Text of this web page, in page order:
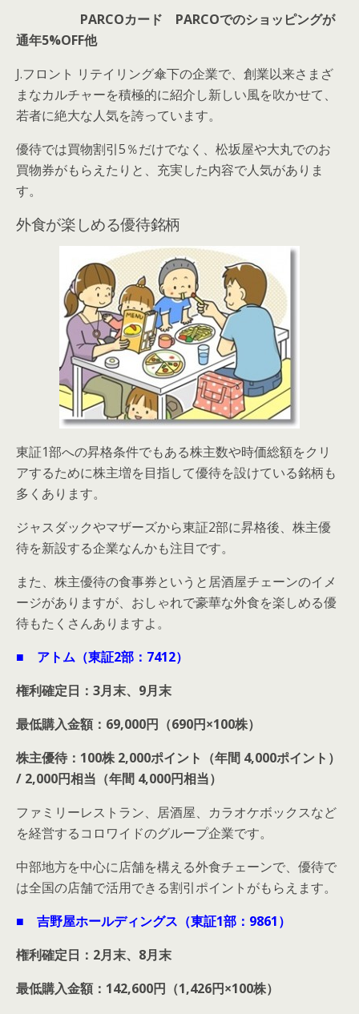
PARCOカード PARCOでのショッピングが
通年5%OFF他
J.フロント リテイリング傘下の企業で、創業以来さまざ
まなカルチャーを積極的に紹介し新しい風を吹かせて、
若者に絶大な人気を誇っています。
優待では買物割引5％だけでなく、松坂屋や大丸でのお
買物券がもらえたりと、充実した内容で人気がありま
す。
外食が楽しめる優待銘柄
東証1部への昇格条件でもある株主数や時価総額をクリ
アするために株主増を目指して優待を設けている銘柄も
多くあります。
ジャスダックやマザーズから東証2部に昇格後、株主優
待を新設する企業なんかも注目です。
また、株主優待の食事券というと居酒屋チェーンのイメ
ージがありますが、おしゃれで豪華な外食を楽しめる優
待もたくさんありますよ。
■ アトム（東証2部：7412）
権利確定日：3月末、9月末
最低購入金額：69,000円（690円×100株）
株主優待：100株 2,000ポイント（年間 4,000ポイント）
/ 2,000円相当（年間 4,000円相当）
ファミリーレストラン、居酒屋、カラオケボックスなど
を経営するコロワイドのグループ企業です。
中部地方を中心に店舗を構える外食チェーンで、優待で
は全国の店舗で活用できる割引ポイントがもらえます。
■ 吉野屋ホールディングス（東証1部：9861）
権利確定日：2月末、8月末
最低購入金額：142,600円（1,426円×100株）